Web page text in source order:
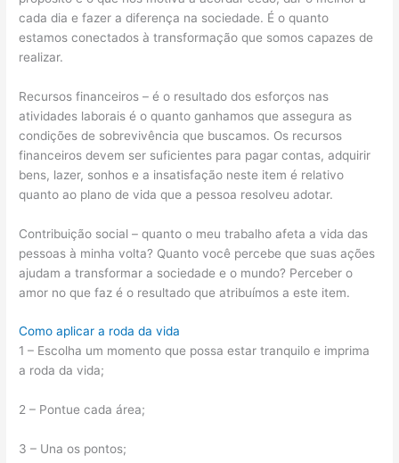
cada dia e fazer a diferença na sociedade. É o quanto
estamos conectados à transformação que somos capazes de
realizar.
Recursos financeiros – é o resultado dos esforços nas
atividades laborais é o quanto ganhamos que assegura as
condições de sobrevivência que buscamos. Os recursos
financeiros devem ser suficientes para pagar contas, adquirir
bens, lazer, sonhos e a insatisfação neste item é relativo
quanto ao plano de vida que a pessoa resolveu adotar.
Contribuição social – quanto o meu trabalho afeta a vida das
pessoas à minha volta? Quanto você percebe que suas ações
ajudam a transformar a sociedade e o mundo? Perceber o
amor no que faz é o resultado que atribuímos a este item.
Como aplicar a roda da vida
1 – Escolha um momento que possa estar tranquilo e imprima
a roda da vida;
2 – Pontue cada área;
3 – Una os pontos;